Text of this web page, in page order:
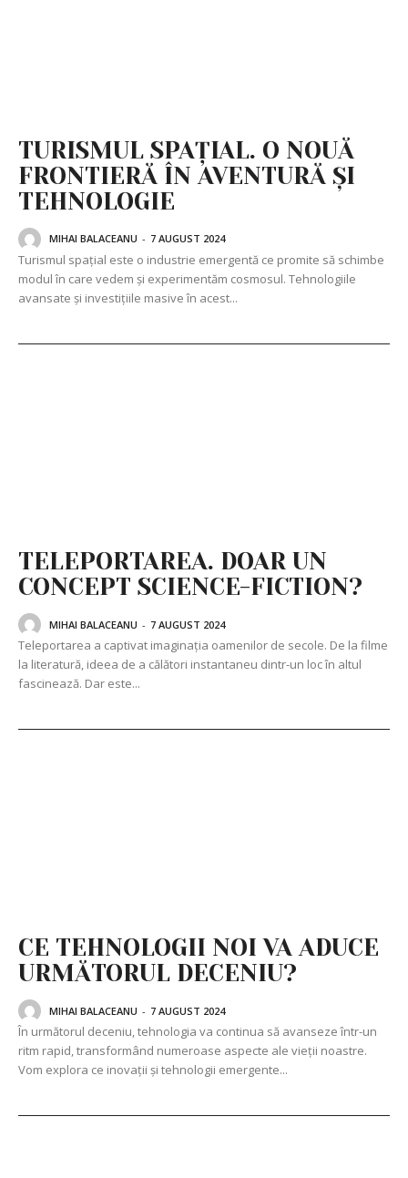
TURISMUL SPAȚIAL. O NOUĂ
FRONTIERĂ ÎN AVENTURĂ ȘI
TEHNOLOGIE
MIHAI BALACEANU - 7 AUGUST 2024
Turismul spațial este o industrie emergentă ce promite să schimbe
modul în care vedem și experimentăm cosmosul. Tehnologiile
avansate și investițiile masive în acest...
TELEPORTAREA. DOAR UN
CONCEPT SCIENCE-FICTION?
MIHAI BALACEANU - 7 AUGUST 2024
Teleportarea a captivat imaginația oamenilor de secole. De la filme
la literatură, ideea de a călători instantaneu dintr-un loc în altul
fascinează. Dar este...
CE TEHNOLOGII NOI VA ADUCE
URMĂTORUL DECENIU?
MIHAI BALACEANU - 7 AUGUST 2024
În următorul deceniu, tehnologia va continua să avanseze într-un
ritm rapid, transformând numeroase aspecte ale vieții noastre.
Vom explora ce inovații și tehnologii emergente...